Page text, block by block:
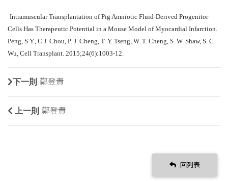
Intramuscular Transplantation of Pig Amniotic Fluid-Derived Progenitor
Cells Has Therapeutic Potential in a Mouse Model of Myocardial Infarction.
Peng, S.Y., C.J. Chou, P. J. Cheng, T. Y. Tseng, W. T. Cheng, S. W. Shaw, S. C.
Wu, Cell Transplant. 2015;24(6):1003-12.
下一則 鄭登貴
上一則 鄭登貴
回列表